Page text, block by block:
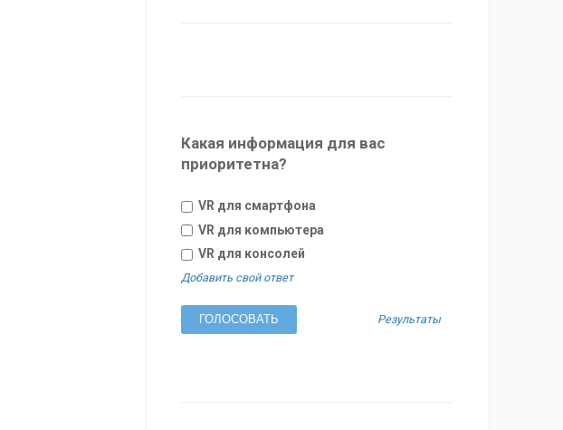
Какая информация для вас
приоритетна?
VR для смартфона
VR для компьютера
VR для консолей
Добавить свой ответ
Результаты